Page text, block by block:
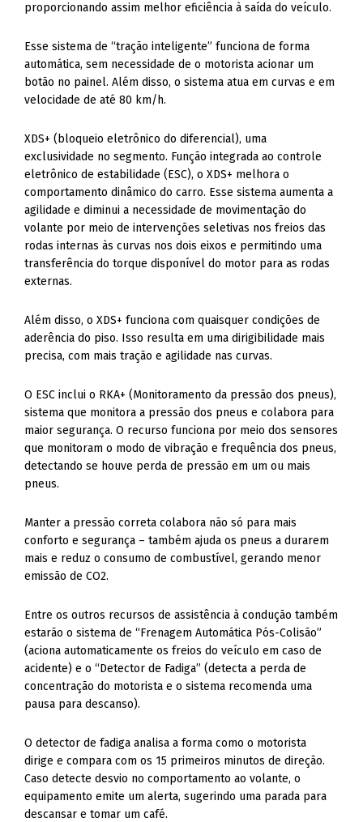
proporcionando assim melhor eficiência à saída do veículo.
Esse sistema de “tração inteligente” funciona de forma
automática, sem necessidade de o motorista acionar um
botão no painel. Além disso, o sistema atua em curvas e em
velocidade de até 80 km/h.
XDS+ (bloqueio eletrônico do diferencial), uma
exclusividade no segmento. Função integrada ao controle
eletrônico de estabilidade (ESC), o XDS+ melhora o
comportamento dinâmico do carro. Esse sistema aumenta a
agilidade e diminui a necessidade de movimentação do
volante por meio de intervenções seletivas nos freios das
rodas internas às curvas nos dois eixos e permitindo uma
transferência do torque disponível do motor para as rodas
externas.
Além disso, o XDS+ funciona com quaisquer condições de
aderência do piso. Isso resulta em uma dirigibilidade mais
precisa, com mais tração e agilidade nas curvas.
O ESC inclui o RKA+ (Monitoramento da pressão dos pneus),
sistema que monitora a pressão dos pneus e colabora para
maior segurança. O recurso funciona por meio dos sensores
que monitoram o modo de vibração e frequência dos pneus,
detectando se houve perda de pressão em um ou mais
pneus.
Manter a pressão correta colabora não só para mais
conforto e segurança – também ajuda os pneus a durarem
mais e reduz o consumo de combustível, gerando menor
emissão de CO2.
Entre os outros recursos de assistência à condução também
estarão o sistema de “Frenagem Automática Pós-Colisão”
(aciona automaticamente os freios do veículo em caso de
acidente) e o “Detector de Fadiga” (detecta a perda de
concentração do motorista e o sistema recomenda uma
pausa para descanso).
O detector de fadiga analisa a forma como o motorista
dirige e compara com os 15 primeiros minutos de direção.
Caso detecte desvio no comportamento ao volante, o
equipamento emite um alerta, sugerindo uma parada para
descansar e tomar um café.